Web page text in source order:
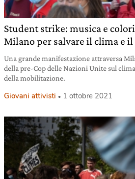
Student strike: musica e
Milano per salvare il clima e
Una grande manifestazione attraversa
della pre-Cop delle Nazioni Unite sul
della mobilitazione.
Giovani attivisti 1 ottobre 2021